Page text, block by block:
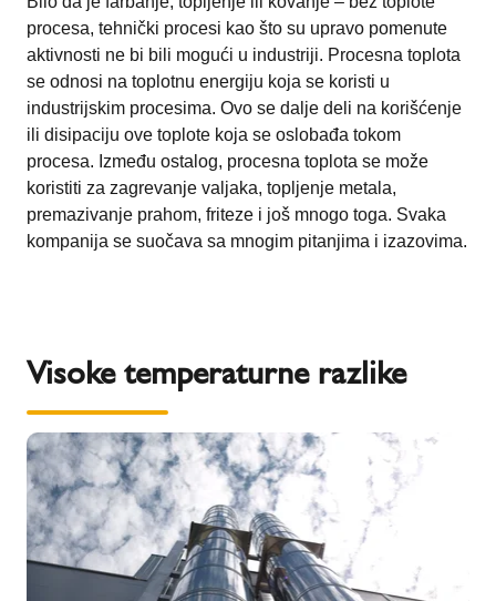
procesa, tehnički procesi kao što su upravo pomenute
aktivnosti ne bi bili mogući u industriji. Procesna toplota
se odnosi na toplotnu energiju koja se koristi u
industrijskim procesima. Ovo se dalje deli na korišćenje
ili disipaciju ove toplote koja se oslobađa tokom
procesa. Između ostalog, procesna toplota se može
koristiti za zagrevanje valjaka, topljenje metala,
premazivanje prahom, friteze i još mnogo toga. Svaka
kompanija se suočava sa mnogim pitanjima i izazovima.
Visoke temperaturne razlike